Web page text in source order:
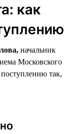
как
начальник
Московского
поступлению так,